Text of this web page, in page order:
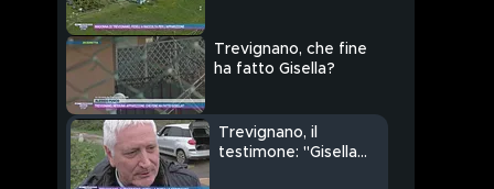
Trevignano, che fine
ha fatto Gisella?
Trevignano, il
testimone: "Gisella